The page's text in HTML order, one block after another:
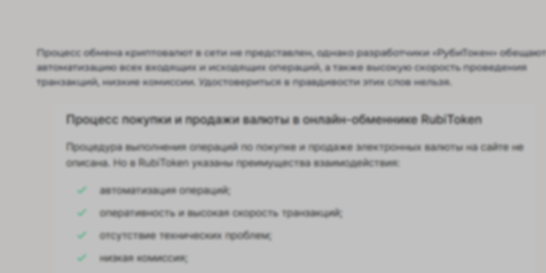
Процесс обмена криптовалют в сети не представлен, однако разработчики «РубиТокен» обещают
автоматизацию всех входящих и исходящих операций, а также высокую скорость проведения
транзакций, низкие комиссии. Удостовериться в правдивости этих слов нельзя.